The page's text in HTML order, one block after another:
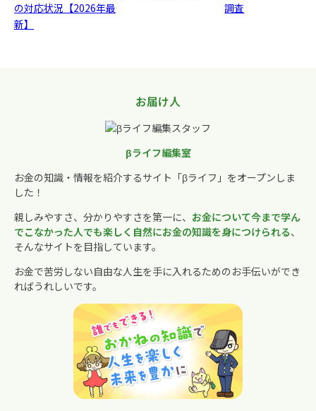
の対応状況【2026年最
新】
調査
お届け人
βライフ編集室
お金の知識・情報を紹介するサイト「βライフ」をオープンしま
した！
親しみやすさ、分かりやすさを第一に、 お金について今まで学ん
でこなかった人でも楽しく自然にお金の知識を身につけられる、
そんなサイトを目指しています。
お金で苦労しない自由な人生を手に入れるためのお手伝いができ
ればうれしいです。